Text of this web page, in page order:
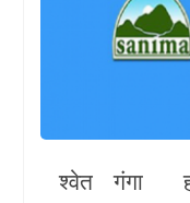
प्रविधि
श्वेत गंगा